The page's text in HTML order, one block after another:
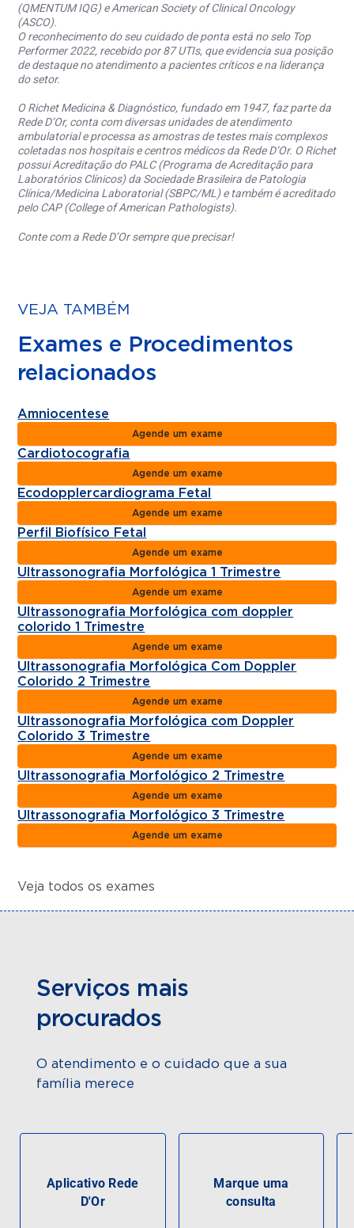
(QMENTUM IQG) e American Society of Clinical Oncology
(ASCO).
O reconhecimento do seu cuidado de ponta está no selo Top
Performer 2022, recebido por 87 UTIs, que evidencia sua posição
de destaque no atendimento a pacientes críticos e na liderança
do setor.
O Richet Medicina & Diagnóstico, fundado em 1947, faz parte da
Rede D’Or, conta com diversas unidades de atendimento
ambulatorial e processa as amostras de testes mais complexos
coletadas nos hospitais e centros médicos da Rede D’Or. O Richet
possui Acreditação do PALC (Programa de Acreditação para
Laboratórios Clínicos) da Sociedade Brasileira de Patologia
Clínica/Medicina Laboratorial (SBPC/ML) e também é acreditado
pelo CAP (College of American Pathologists).
Conte com a Rede D’Or sempre que precisar!
VEJA TAMBÉM
Exames e Procedimentos
relacionados
Amniocentese
Agende um exame
Cardiotocografia
Agende um exame
Ecodopplercardiograma Fetal
Agende um exame
Perfil Biofísico Fetal
Agende um exame
Ultrassonografia Morfológica 1 Trimestre
Agende um exame
Ultrassonografia Morfológica com doppler
colorido 1 Trimestre
Agende um exame
Ultrassonografia Morfológica Com Doppler
Colorido 2 Trimestre
Agende um exame
Ultrassonografia Morfológica com Doppler
Colorido 3 Trimestre
Agende um exame
Ultrassonografia Morfológico 2 Trimestre
Agende um exame
Ultrassonografia Morfológico 3 Trimestre
Agende um exame
Veja todos os exames
Serviços mais
procurados
O atendimento e o cuidado que a sua
família merece
Aplicativo Rede
D'Or
Marque uma
consulta